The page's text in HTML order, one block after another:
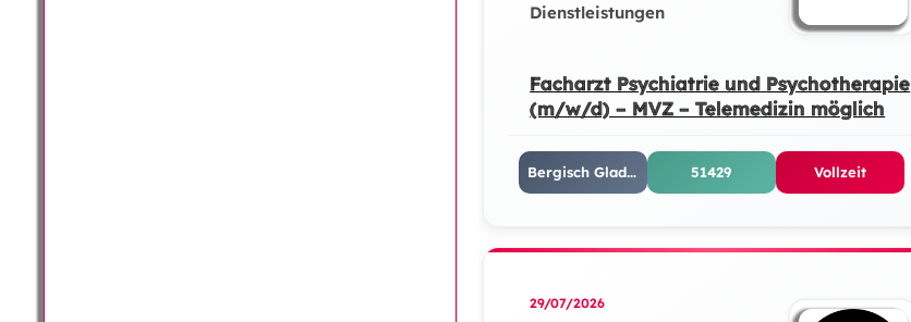
Dienstleistungen
Facharzt Psychiatrie und Psychotherapie
(m/w/d) – MVZ – Telemedizin möglich
Bergisch Gladbach 51429 Vollzeit
29/07/2026